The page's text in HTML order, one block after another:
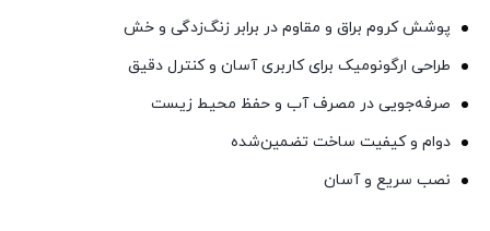
پوشش کروم براق و مقاوم در برابر زنگ‌زدگی و خش
طراحی ارگونومیک برای کاربری آسان و کنترل دقیق
صرفه‌جویی در مصرف آب و حفظ محیط زیست
دوام و کیفیت ساخت تضمین‌شده
نصب سریع و آسان